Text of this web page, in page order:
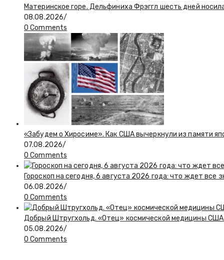
Материнское горе. Дельфиниха Фрэггл шесть дней
08.08.2026/
0 Comments
«Забудем о Хиросиме». Как США вычеркнули из памяти
07.08.2026/
0 Comments
Гороскоп на сегодня, 6 августа 2026 года: что ждет все
06.08.2026/
0 Comments
Добрый Штругхольд. «Отец» космической медицины
05.08.2026/
0 Comments